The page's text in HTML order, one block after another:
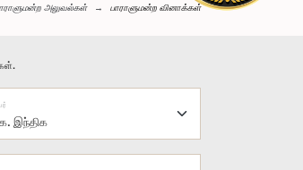
அலுவல்கள் பாராளுமன்ற வினாக்கள்
இந்திக